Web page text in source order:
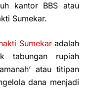
kantor BBS atau
Sumekar.
Sumekaradalah
tabungan rupiah
atau titipan
dana menjadi